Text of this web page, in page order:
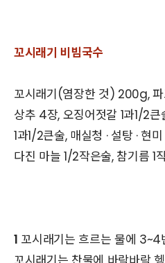
꼬시래기 비빔국수
꼬시래기(염장한 것) 200g,
상추 4장, 오징어젓갈 1과1/2
1과1/2큰술, 매실청 · 설탕 · 현
다진 마늘 1/2작은술, 참기름 1
1 꼬시래기는 흐르는 물에